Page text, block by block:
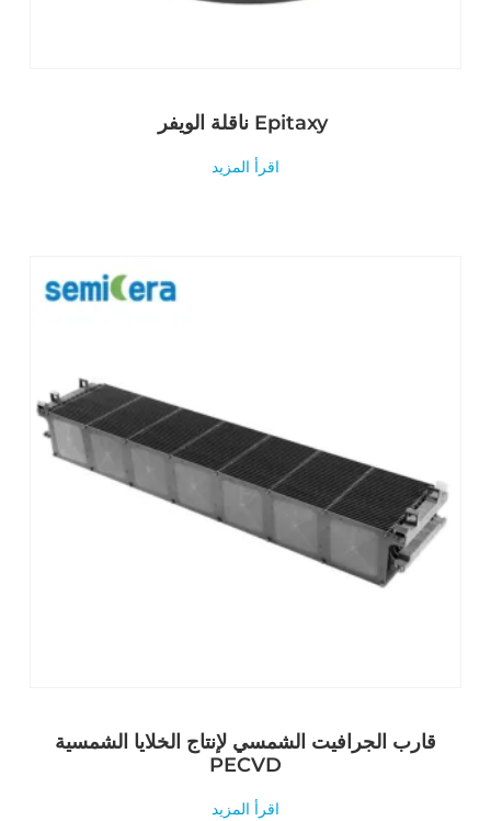
ناقلة الويفر Epitaxy
اقرأ المزيد
قارب الجرافيت الشمسي لإنتاج الخلايا الشمسية
PECVD
اقرأ المزيد